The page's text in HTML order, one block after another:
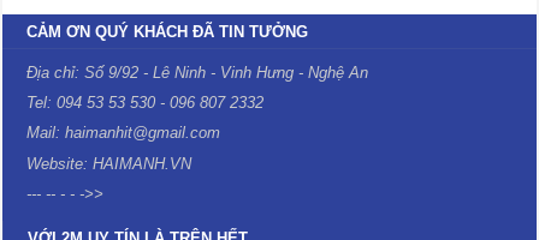
CẢM ƠN QUÝ KHÁCH ĐÃ TIN TƯỞNG
Địa chỉ: Số 9/92 - Lê Ninh - Vinh Hưng - Nghệ An
Tel: 094 53 53 530 - 096 807 2332
Mail: haimanhit@gmail.com
Website: HAIMANH.VN
--- -- - - ->>